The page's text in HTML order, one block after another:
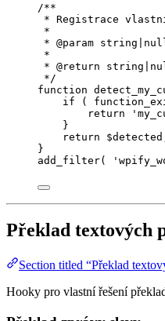
/**
* Registrace
*
* @param string
*
* @return string
*/
function
if (
return
'
}
return
$detected
}
add_filter( '
Překlad textových
Section titled “Překlad
Hooky pro vlastní řešení